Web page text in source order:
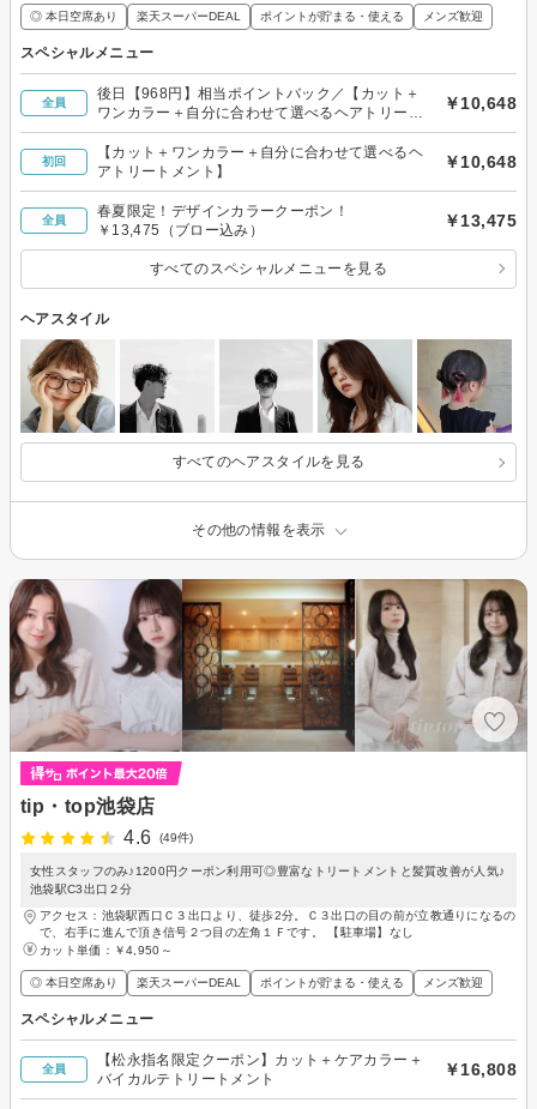
◎ 本日空席あり 楽天スーパーDEAL ポイントが貯まる・使える メンズ歓迎
スペシャルメニュー
全員
後日【968円】相当ポイントバック／【カット＋
ワンカラー＋自分に合わせて選べるヘアトリート
メント】
￥10,648
初回
【カット＋ワンカラー＋自分に合わせて選べるヘ
アトリートメント】
￥10,648
全員
春夏限定！デザインカラークーポン！
￥13,475（ブロー込み）
￥13,475
すべてのスペシャルメニューを見る
ヘアスタイル
すべてのヘアスタイルを見る
その他の情報を表示
tip・top池袋店
4.6
(49件)
女性スタッフのみ♪1200円クーポン利用可◎豊富なトリートメントと髪質改善が人気♪
池袋駅C3出口２分
アクセス：池袋駅西口Ｃ３出口より、徒歩2分。Ｃ３出口の目の前が立教通りになるの
で、右手に進んで頂き信号２つ目の左角１Ｆです。 【駐車場】なし
カット単価： ￥4,950～
◎ 本日空席あり 楽天スーパーDEAL ポイントが貯まる・使える メンズ歓迎
スペシャルメニュー
全員
【松永指名限定クーポン】カット＋ケアカラー＋
バイカルテトリートメント
￥16,808